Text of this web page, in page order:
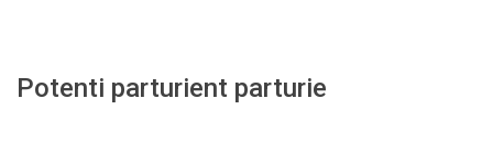
Potenti parturient parturie